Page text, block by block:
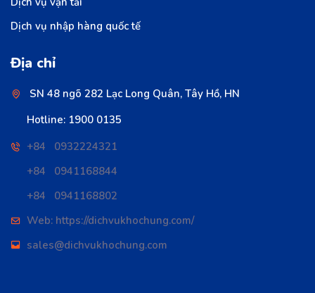
Dịch vụ nhập hàng quốc tế
Địa chỉ
SN 48 ngõ 282 Lạc Long Quân, Tây Hồ, HN
Hotline: 1900 0135
+84 0932224321
+84 0941168844
+84 0941168802
Web: https://dichvukhochung.com/
sales@dichvukhochung.com